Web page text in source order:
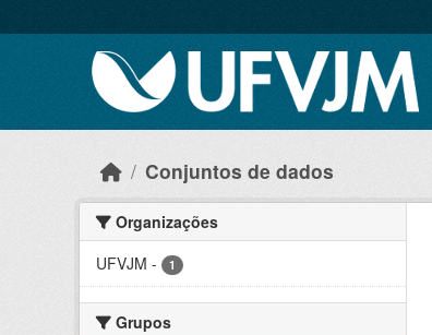
Conjuntos de dados
Organizações
UFVJM - 1
Grupos